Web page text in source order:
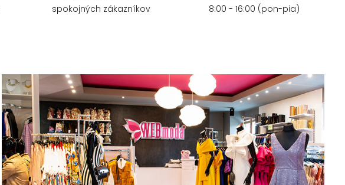
spokojných zákazníkov
8:00 - 16:00 (pon-pia)